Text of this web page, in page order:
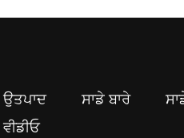
ਉਤਪਾਦ ਸਾਡੇ ਬਾਰੇ
ਵੀਡੀਓ